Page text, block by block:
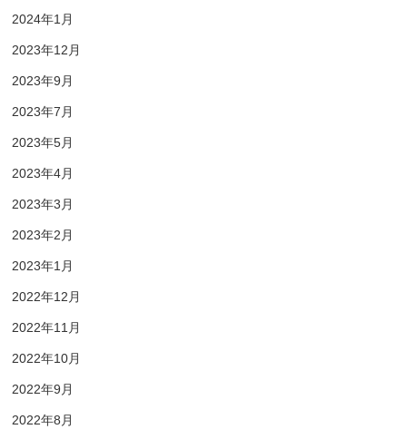
2024年1月
2023年12月
2023年9月
2023年7月
2023年5月
2023年4月
2023年3月
2023年2月
2023年1月
2022年12月
2022年11月
2022年10月
2022年9月
2022年8月